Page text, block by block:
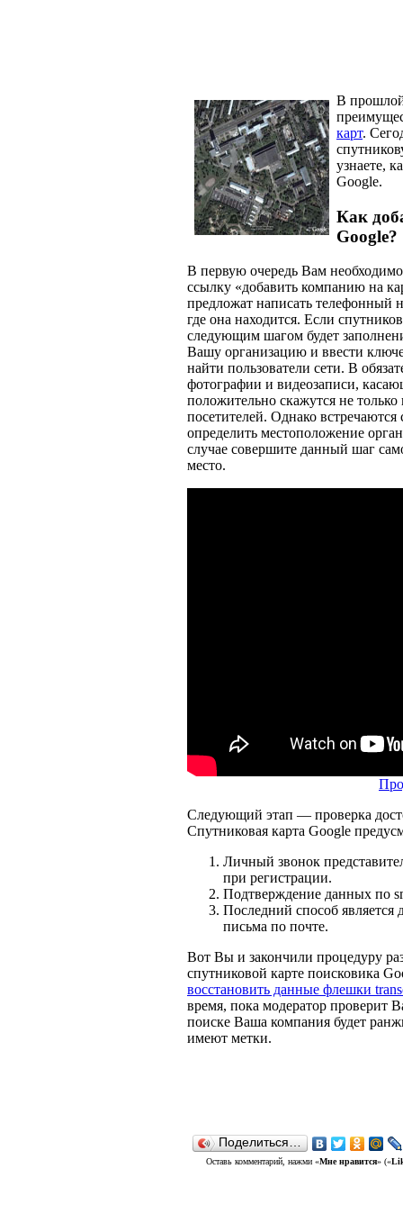
В прошлой
карт.
узнаете,
Google.
Как
Google?
В первую очередь Вам
ссылку «добавить компанию на
предложат написать телефонный
где она находится. Если
следующим шагом будет
Вашу организацию и ввести
найти пользователи сети. В
фотографии и видеозаписи,
положительно скажутся не
посетителей. Однако
определить местоположение
случае совершите данный шаг
место.
Следующий этап — проверка
Спутниковая карта Google
Личный звонок
при регистрации.
Подтверждение данных по
Последний способ
письма по почте.
Вот Вы и закончили процедуру
спутниковой карте поисковика
восстановить данные флешки
время, пока модератор проверит
поиске Ваша компания будет
имеют метки.
Поделиться…
Оставь комментарий, нажми «Мне нравится» («